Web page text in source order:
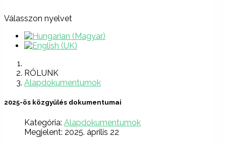
Válasszon nyelvet
RÓLUNK
Alapdokumentumok
2025-ös közgyűlés dokumentumai
Kategória: Alapdokumentumok
Megjelent: 2025. április 22